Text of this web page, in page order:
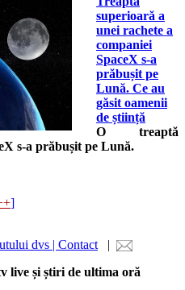
superioară a
unei rachete a
companiei
SpaceX s-a
prăbușit pe
Lună. Ce au
găsit oamenii
de știință
O treaptă
s-a prăbușit pe Lună.
]
dvs | Contact |
live și știri de ultima oră